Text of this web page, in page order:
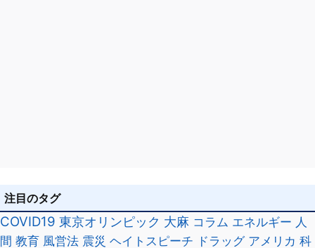
注目のタグ
COVID19 東京オリンピック 大麻 コラム エネルギー 人
間 教育 風営法 震災 ヘイトスピーチ ドラッグ アメリカ 科